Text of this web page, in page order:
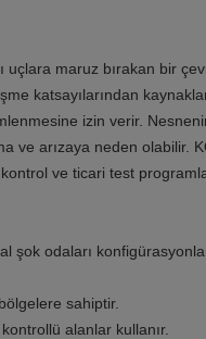
uçlara maruz bırakan bir
katsayılarından
izin verir.
ve arızaya neden olabilir.
ve ticari test
şok odaları
sahiptir.
alanlar kullanır.